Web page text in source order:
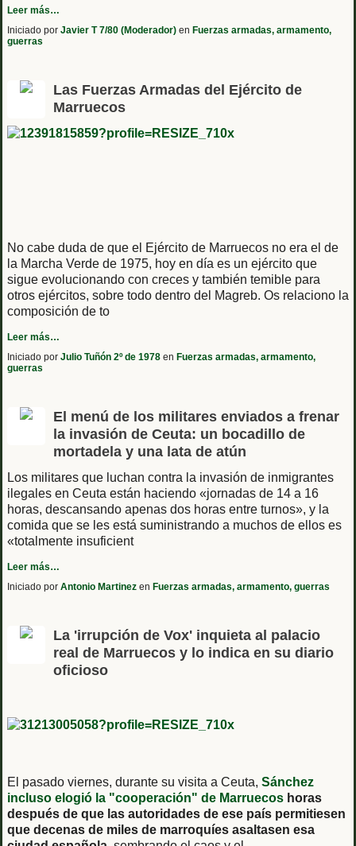
Leer más…
Iniciado por Javier T 7/80 (Moderador) en Fuerzas armadas, armamento,
guerras
Las Fuerzas Armadas del Ejército de
Marruecos
No cabe duda de que el Ejército de Marruecos no era el de
la Marcha Verde de 1975, hoy en día es un ejército que
sigue evolucionando con creces y también temible para
otros ejércitos, sobre todo dentro del Magreb. Os relaciono la
composición de to
Leer más…
Iniciado por Julio Tuñón 2º de 1978 en Fuerzas armadas, armamento,
guerras
El menú de los militares enviados a frenar
la invasión de Ceuta: un bocadillo de
mortadela y una lata de atún
Los militares que luchan contra la invasión de inmigrantes
ilegales en Ceuta están haciendo «jornadas de 14 a 16
horas, descansando apenas dos horas entre turnos», y la
comida que se les está suministrando a muchos de ellos es
«totalmente insuficient
Leer más…
Iniciado por Antonio Martinez en Fuerzas armadas, armamento, guerras
La 'irrupción de Vox' inquieta al palacio
real de Marruecos y lo indica en su diario
oficioso
El pasado viernes, durante su visita a Ceuta, Sánchez
incluso elogió la "cooperación" de Marruecos horas
después de que las autoridades de ese país permitiesen
que decenas de miles de marroquíes asaltasen esa